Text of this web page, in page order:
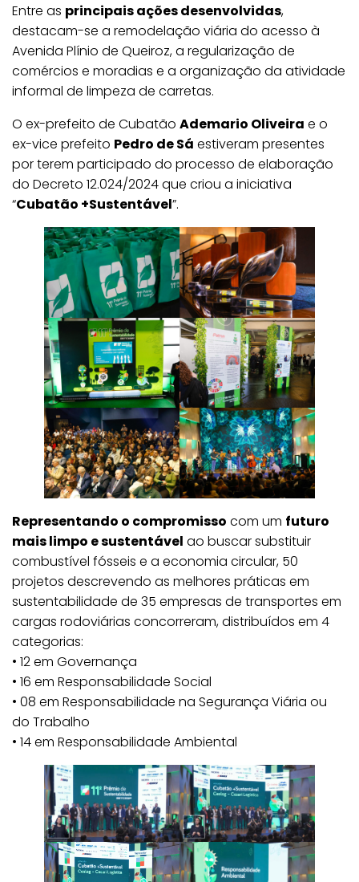
Entre as principais ações desenvolvidas,
destacam-se a remodelação viária do acesso à
Avenida Plínio de Queiroz, a regularização de
comércios e moradias e a organização da atividade
informal de limpeza de carretas.
O ex-prefeito de Cubatão Ademario Oliveira e o
ex-vice prefeito Pedro de Sá estiveram presentes
por terem participado do processo de elaboração
do Decreto 12.024/2024 que criou a iniciativa
“Cubatão +Sustentável”.
Representando o compromisso com um futuro
mais limpo e sustentável ao buscar substituir
combustível fósseis e a economia circular, 50
projetos descrevendo as melhores práticas em
sustentabilidade de 35 empresas de transportes em
cargas rodoviárias concorreram, distribuídos em 4
categorias:
• 12 em Governança
• 16 em Responsabilidade Social
• 08 em Responsabilidade na Segurança Viária ou
do Trabalho
• 14 em Responsabilidade Ambiental